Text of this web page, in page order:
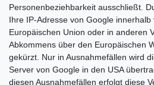
Personenbeziehbarkeit ausschließt.
Ihre IP-Adresse von Google
Europäischen Union oder in anderen
Abkommens über den Europäischen
gekürzt. Nur in Ausnahmefällen wird
Server von Google in den USA
diesen Ausnahmefällen erfolgt diese